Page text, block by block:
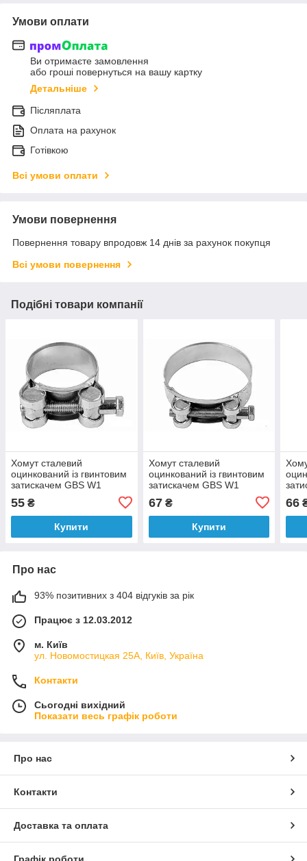
Умови оплати
Ви отримаєте замовлення
або гроші повернуться на вашу картку
Детальніше
Післяплата
Оплата на рахунок
Готівкою
Всі умови оплати
Умови повернення
Повернення товару впродовж 14 днів за рахунок покупця
Всі умови повернення
Подібні товари компанії
Хомут сталевий
оцинкований із гвинтовим
затискачем GBS W1
55 ₴
Купити
Хомут сталевий
оцинкований із гвинтовим
затискачем GBS W1
67₴
Купити
66
Про нас
93% позитивних з 404 відгуків за рік
Працює з 12.03.2012
м. Київ
ул. Новомостицкая 25А, Київ, Україна
Контакти
Сьогодні вихідний
Показати весь графік роботи
Про нас
Контакти
Доставка та оплата